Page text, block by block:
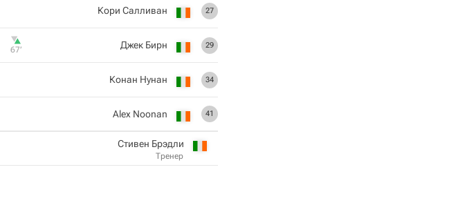
27
Кори Салливан
29
Джек Бирн
67‎’‎
34
Конан Нунан
41
Alex Noonan
Стивен Брэдли
Тренер